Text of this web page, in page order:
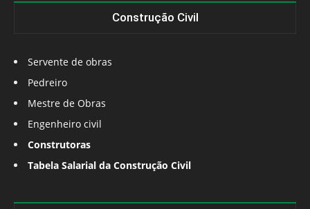
Construção Civil
Servente de obras
Pedreiro
Mestre de Obras
Engenheiro civil
Construtoras
Tabela Salarial da Construção Civil